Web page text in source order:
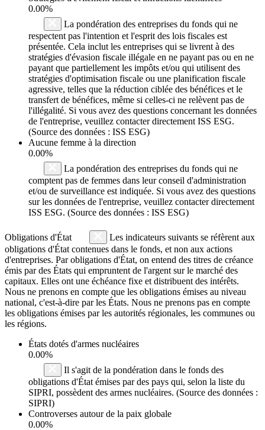
0.00%
La pondération des entreprises du fonds qui ne
respectent pas l'intention et l'esprit des lois fiscales est
présentée. Cela inclut les entreprises qui se livrent à des
stratégies d'évasion fiscale illégale en ne payant pas ou en ne
payant que partiellement les impôts et/ou qui utilisent des
stratégies d'optimisation fiscale ou une planification fiscale
agressive, telles que la réduction ciblée des bénéfices et le
transfert de bénéfices, même si celles-ci ne relèvent pas de
l'illégalité. Si vous avez des questions concernant les données
de l'entreprise, veuillez contacter directement ISS ESG.
(Source des données : ISS ESG)
Aucune femme à la direction
0.00%
La pondération des entreprises du fonds qui ne
comptent pas de femmes dans leur conseil d'administration
et/ou de surveillance est indiquée. Si vous avez des questions
sur les données de l'entreprise, veuillez contacter directement
ISS ESG. (Source des données : ISS ESG)
Obligations d'État
Les indicateurs suivants se réfèrent aux
obligations d'État contenues dans le fonds, et non aux actions
d'entreprises. Par obligations d'État, on entend des titres de créance
émis par des États qui empruntent de l'argent sur le marché des
capitaux. Elles ont une échéance fixe et distribuent des intérêts.
Nous ne prenons en compte que les obligations émises au niveau
national, c'est-à-dire par les États. Nous ne prenons pas en compte
les obligations émises par les autorités régionales, les communes ou
les régions.
États dotés d'armes nucléaires
0.00%
Il s'agit de la pondération dans le fonds des
obligations d'État émises par des pays qui, selon la liste du
SIPRI, possèdent des armes nucléaires. (Source des données :
SIPRI)
Controverses autour de la paix globale
0.00%